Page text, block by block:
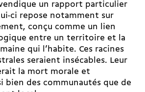
un rapport particulier
­ci repose notamment sur
conçu comme un lien
entre un territoire et la
qui l’habite. Ces racines
seraient insécables. Leur
la mort morale et
bien des communautés que de